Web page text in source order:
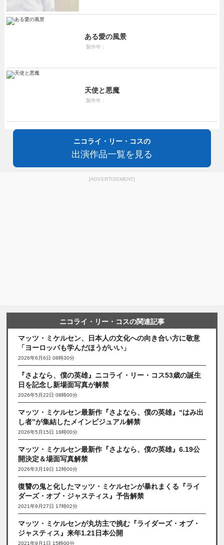
ある愛の風景
製作年：
天使と悪魔
製作年：
ニコライ・リー・コスの
出演作品一覧を見る
[ADVERTISEMENT]
ニコライ・リー・コスの関連記事
マッツ・ミケルセン、日本人の文化への向き合い方に敬意
「ヨーロッパも学んだほうがいい」
2026年6月6日 08時30分
『さよなら、僕の英雄』ニコライ・リー・コス53歳の誕生
日を記念し新場面写真が解禁
2026年5月22日 08時00分
マッツ・ミケルセン最新作『さよなら、僕の英雄』“はみ出
し者”が集結したメインビジュアル解禁
2026年5月15日 18時00分
マッツ・ミケルセン最新作『さよなら、僕の英雄』6.19公
開決定＆場面写真解禁
2026年3月19日 12時00分
復讐の鬼と化したマッツ・ミケルセンが暴れまくる『ライ
ダーズ・オブ・ジャスティス』予告解禁
2021年9月27日 17時02分
マッツ・ミケルセンが丸坊主で挑む『ライダーズ・オブ・
ジャスティス』来年1.21日本公開
2021年9月1日 15時00分